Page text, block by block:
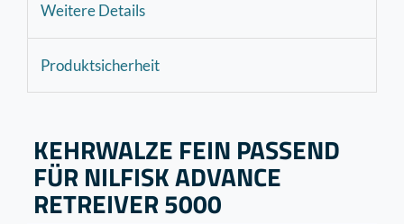
Weitere Details
Produktsicherheit
KEHRWALZE FEIN PASSEND
FÜR NILFISK ADVANCE
RETREIVER 5000